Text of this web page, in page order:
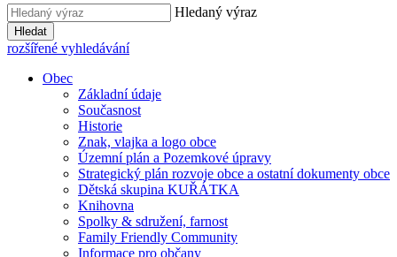
Hledaný výraz
Hledat
rozšířené vyhledávání
Obec
Základní údaje
Současnost
Historie
Znak, vlajka a logo obce
Územní plán a Pozemkové úpravy
Strategický plán rozvoje obce a ostatní dokumenty obce
Dětská skupina KUŘÁTKA
Knihovna
Spolky & sdružení, farnost
Family Friendly Community
Informace pro občany